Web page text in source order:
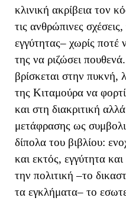
κλινική ακρίβεια τον
τις ανθρώπινες
εγγύτητας– χωρίς ποτέ
της να ριζώσει
βρίσκεται στην πυκνή,
της Κιταμούρα να
και στη διακριτική
μετάφρασης ως
δίπολα του βιβλίου:
και εκτός, εγγύτητα
την πολιτική –το
τα εγκλήματα– το